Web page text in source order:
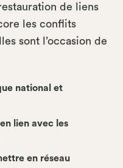
de liens
les conflits
sont l’occasion de
national et
lien avec les
en réseau